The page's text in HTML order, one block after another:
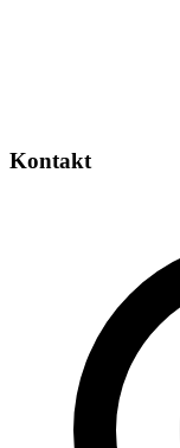
Kontakt